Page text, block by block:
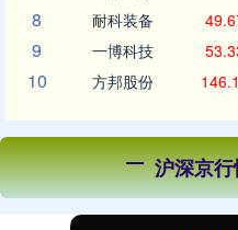
8 耐科装备
9 一博科技
10 方邦股份
沪深京